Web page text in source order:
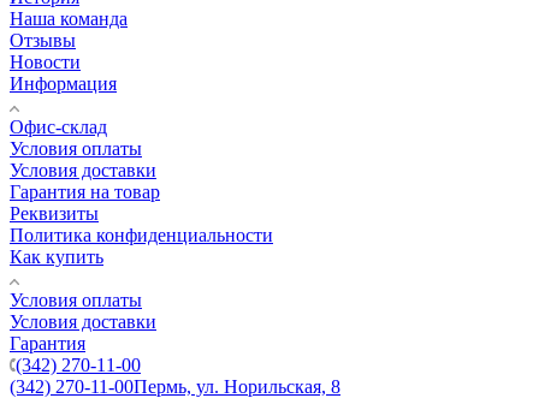
Наша команда
Отзывы
Новости
Информация
Офис-склад
Условия оплаты
Условия доставки
Гарантия на товар
Реквизиты
Политика конфиденциальности
Как купить
Условия оплаты
Условия доставки
Гарантия
(342) 270-11-00
(342) 270-11-00Пермь, ул. Норильская, 8